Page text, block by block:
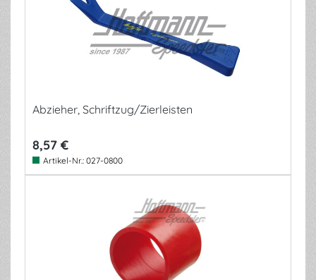
Abzieher, Schriftzug/Zierleisten
8,57 €
Artikel-Nr.: 027-0800